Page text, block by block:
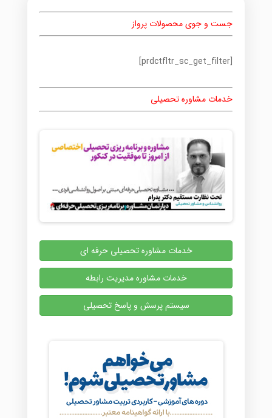
جست و جوی محصولات پرواز
[prdctfltr_sc_get_filter]
خدمات مشاوره تحصیلی
خدمات مشاوره تحصیلی حرفه ای
خدمات مشاوره مدیریت رابطه
سیستم پرسش و پاسخ تحصیلی